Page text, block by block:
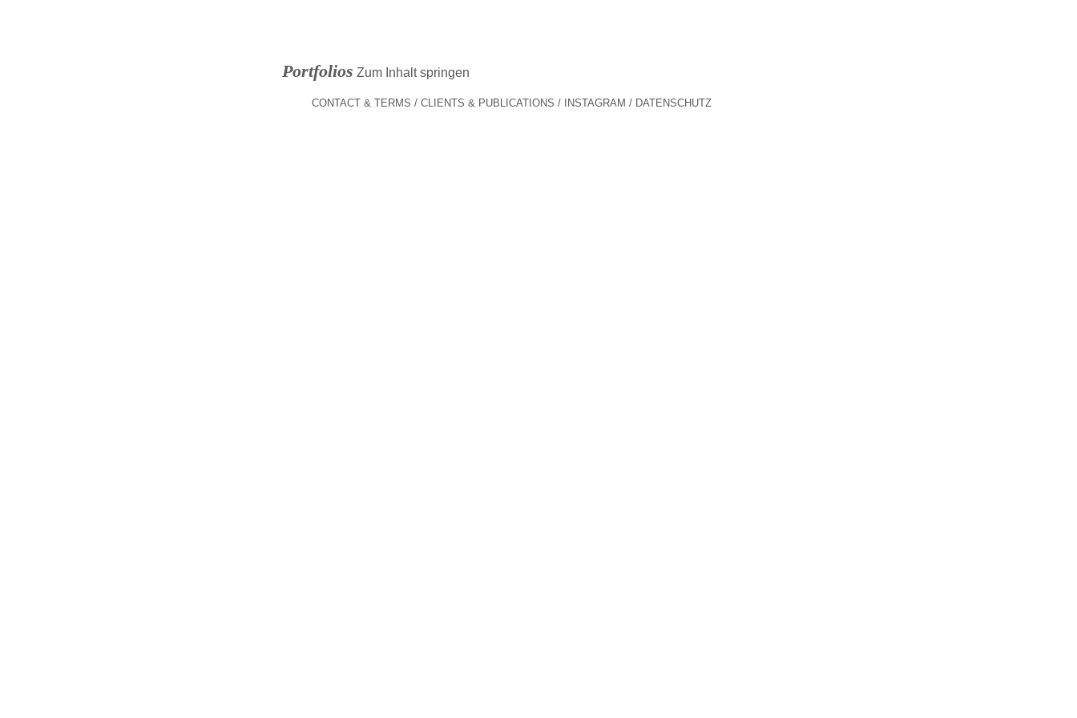
Portfolios Zum Inhalt springen
CONTACT & TERMS CLIENTS & PUBLICATIONS INSTAGRAM DATENSCHUTZ